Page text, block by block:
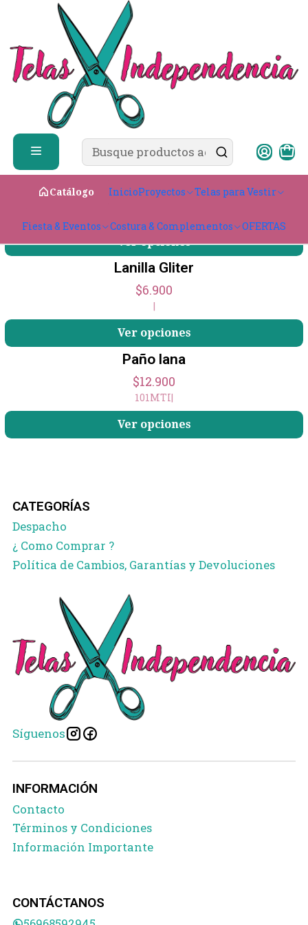
Catálogo InicioProyectos Telas para Vestir
Fiesta & Eventos Costura & Complementos OFERTAS
✨ ¿Cómo comprar?
Telas para Vestir
Lanas y Paños
Lanas y Paños
Filtros
Paño Lana
$12.900
Ver opciones
+1
Lanilla Gliter
$6.900
|
Ver opciones
Paño lana
$12.900
101MTI|
Ver opciones
CATEGORÍAS
Despacho
¿ Como Comprar ?
Política de Cambios, Garantías y Devoluciones
Síguenos
INFORMACIÓN
Contacto
Términos y Condiciones
Información Importante
CONTÁCTANOS